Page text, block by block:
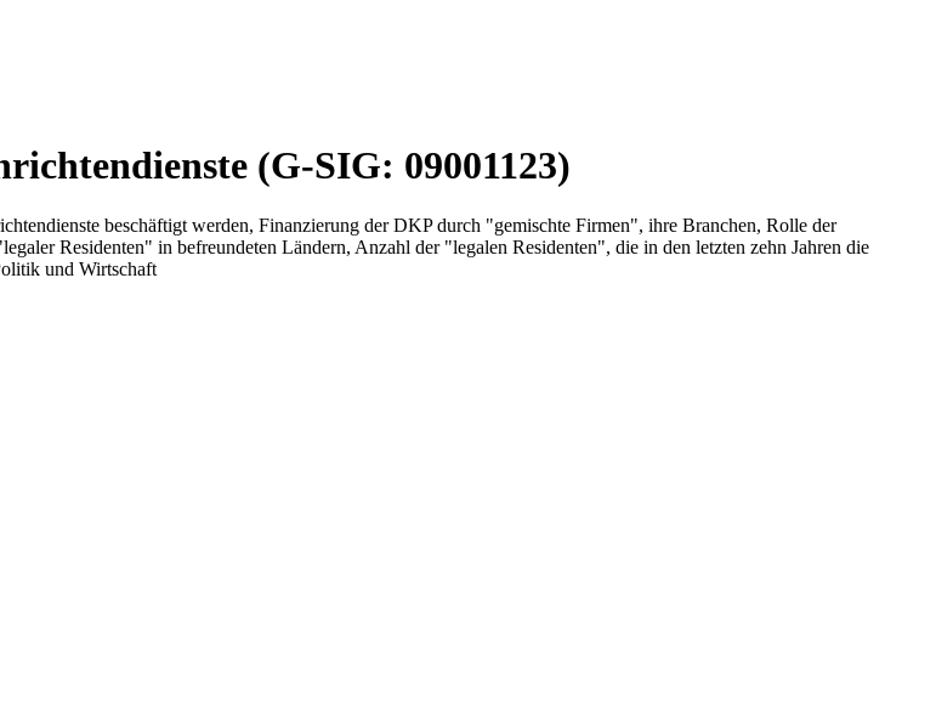
(G-SIG: 09001123)
beschäftigt werden, Finanzierung der DKP durch "gemischte Firmen", ihre Branchen, Rolle der
Residenten" in befreundeten Ländern, Anzahl der "legalen Residenten", die in den letzten zehn Jahren die
und Wirtschaft